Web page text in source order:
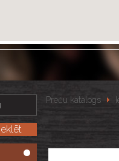
Preču katalogs